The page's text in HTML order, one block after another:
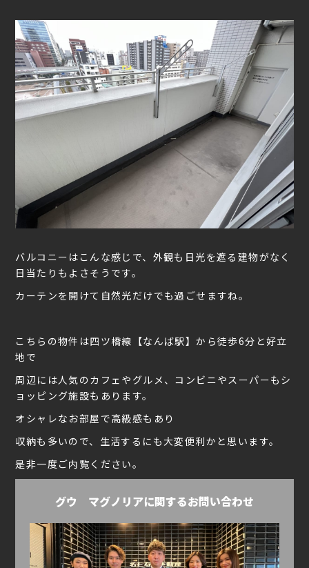
バルコニーはこんな感じで、外観も日光を遮る建物がなく
日当たりもよさそうです。
カーテンを開けて自然光だけでも過ごせますね。
こちらの物件は四ツ橋線【なんば駅】から徒歩6分と好立
地で
周辺には人気のカフェやグルメ、コンビニやスーパーもシ
ョッピング施設もあります。
オシャレなお部屋で高級感もあり
収納も多いので、生活するにも大変便利かと思います。
是非一度ご内覧ください。
グウ マグノリアに関するお問い合わせ